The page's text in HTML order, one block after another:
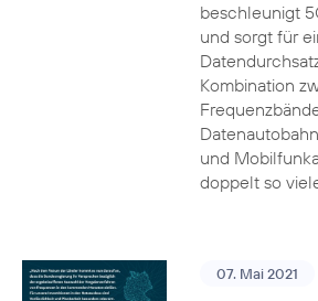
beschleunigt
und sorgt für
Kombination
und
doppelt so
07. Mai 2021